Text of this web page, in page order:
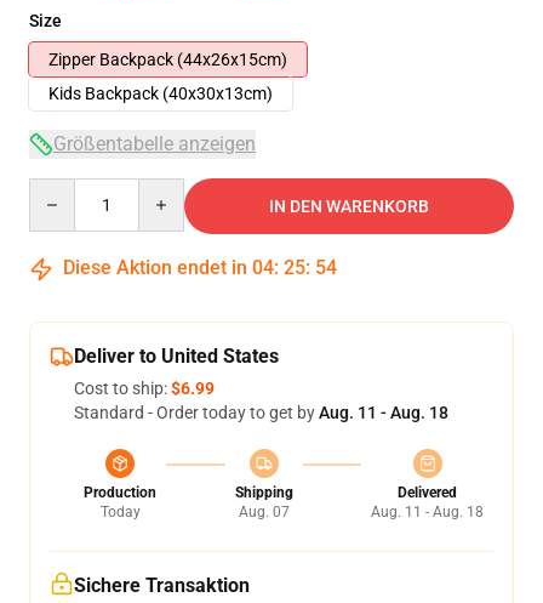
Size
Zipper Backpack (44x26x15cm)
Kids Backpack (40x30x13cm)
Größentabelle anzeigen
IN DEN WARENKORB
Diese Aktion endet in 04: 25: 54
Deliver to United States
Cost to ship:$6.99
Standard - Order today to get byAug. 11 - Aug. 18
Production
Today
Shipping
Aug. 07
Delivered
Aug. 11 - Aug. 18
Sichere Transaktion